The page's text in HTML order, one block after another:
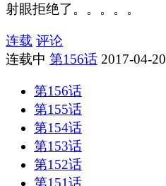
射眼拒绝了。。。。。
连载 评论
连载中 第156话 2017-04-20
第156话
第155话
第154话
第153话
第152话
第151话